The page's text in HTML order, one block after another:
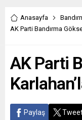
Anasayfa
AK Parti Bandırma
AK Parti
Paylaş